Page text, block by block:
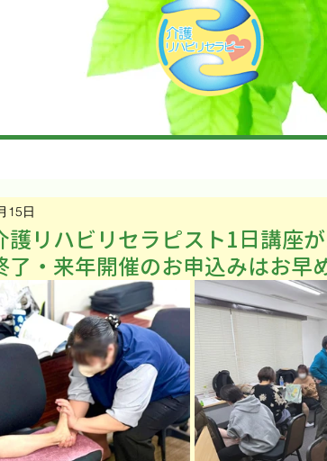
護リハビリセラピスト1日講座
・来年開催のお申込みはお早
15日